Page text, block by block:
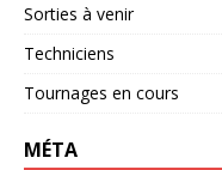
Sorties à venir
Techniciens
Tournages en cours
MÉTA